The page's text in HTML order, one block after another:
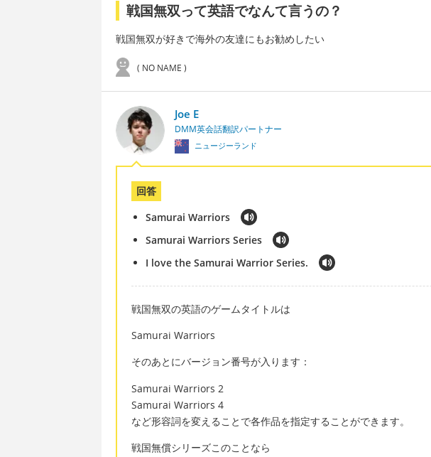
戦国無双って英語でなんて言うの？
戦国無双が好きで海外の友達にもお勧めしたい
( NO NAME )
Joe E
DMM英会話翻訳パートナー
ニュージーランド
回答
Samurai Warriors
Samurai Warriors Series
I love the Samurai Warrior Series.
戦国無双の英語のゲームタイトルは
Samurai Warriors
そのあとにバージョン番号が入ります：
Samurai Warriors 2
Samurai Warriors 4
など形容詞を変えることで各作品を指定することができます。
戦国無償シリーズこのことなら